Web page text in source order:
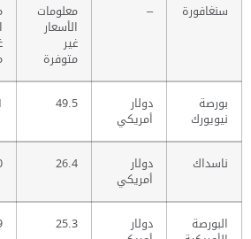
سنغافورة – معلومات
الأسعار
غير
متوفرة
بورصة
نيويورك
دولار
أمريكي
49.5
ناسداك دولار
أمريكي
26.4
البورصة دولار 25.3